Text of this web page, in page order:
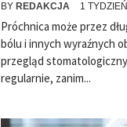
BY REDAKCJA 1
Próchnica może przez
bólu i innych wyraźnych
przegląd
regularnie, zanim...